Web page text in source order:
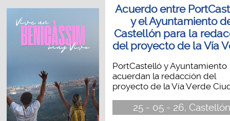
Acuerdo entre
y el Ayuntamiento
Castellón para la
del proyecto de la Vía
PortCastelló y Ayuntamiento
acuerdan la redacción del
proyecto de la Vía Verde
25 - 05 - 26, Castellón